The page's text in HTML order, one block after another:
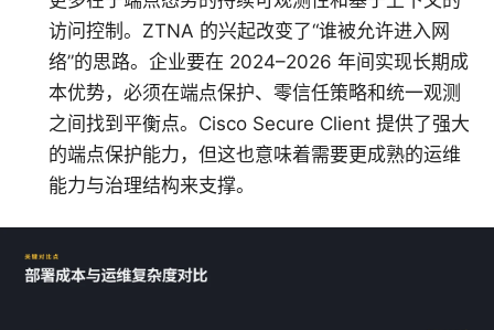
访问控制。ZTNA 的兴起改变了“谁被允许进入网
络”的思路。企业要在 2024–2026 年间实现长期成
本优势，必须在端点保护、零信任策略和统一观测
之间找到平衡点。Cisco Secure Client 提供了强大
的端点保护能力，但这也意味着需要更成熟的运维
能力与治理结构来支撑。